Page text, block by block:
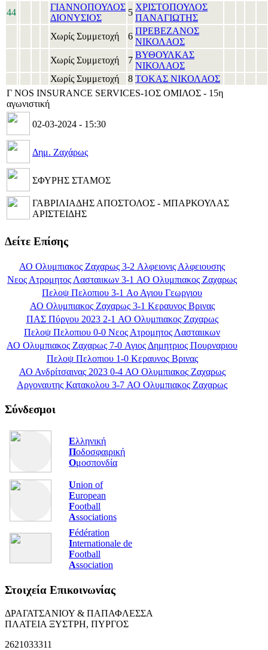
44
ΓΙΑΝΝΟΠΟΥΛΟΣ
ΔΙΟΝΥΣΙΟΣ
5
ΧΡΙΣΤΟΠΟΥΛΟΣ
ΠΑΝΑΓΙΩΤΗΣ
Χωρίς Συμμετοχή
6
ΠΡΕΒΕΖΑΝΟΣ
ΝΙΚΟΛΑΟΣ
Χωρίς Συμμετοχή
7
ΒΥΘΟΥΛΚΑΣ
ΝΙΚΟΛΑΟΣ
Χωρίς Συμμετοχή
8 ΤΟΚΑΣ ΝΙΚΟΛΑΟΣ
Γ NOS INSURANCE SERVICES-1ΟΣ ΟΜΙΛΟΣ - 15η
αγωνιστική
02-03-2024 - 15:30
Δημ. Ζαχάρως
ΣΦΥΡΗΣ ΣΤΑΜΟΣ
ΓΑΒΡΙΛΙΑΔΗΣ ΑΠΟΣΤΟΛΟΣ - ΜΠΑΡΚΟΥΛΑΣ
ΑΡΙΣΤΕΙΔΗΣ
Δείτε Επίσης
ΑΟ Ολυμπιακος Ζαχαρως 3-2 Αλφειονις Αλφειουσης
Νεος Ατρομητος Λασταιικων 3-1 ΑΟ Ολυμπιακος Ζαχαρως
Πελοψ Πελοπιου 3-1 Αο Αγιου Γεωργιου
ΑΟ Ολυμπιακος Ζαχαρως 3-1 Κεραυνος Βρινας
ΠΑΣ Πύργου 2023 2-1 ΑΟ Ολυμπιακος Ζαχαρως
Πελοψ Πελοπιου 0-0 Νεος Ατρομητος Λασταιικων
ΑΟ Ολυμπιακος Ζαχαρως 7-0 Αγιος Δημητριος Πουρναριου
Πελοψ Πελοπιου 1-0 Κεραυνος Βρινας
ΑΟ Ανδρίτσαινας 2023 0-4 ΑΟ Ολυμπιακος Ζαχαρως
Αργοναυτης Κατακολου 3-7 ΑΟ Ολυμπιακος Ζαχαρως
Σύνδεσμοι
Ελληνική
Ποδοσφαιρική
Ομοσπονδία
Union of
European
Football
Associations
Fédération
Internationale de
Football
Association
Στοιχεία Επικοινωνίας
ΔΡΑΓΑΤΣΑΝΙΟΥ & ΠΑΠΑΦΛΕΣΣΑ
ΠΛΑΤΕΙΑ ΞΥΣΤΡΗ, ΠΥΡΓΟΣ
2621033311